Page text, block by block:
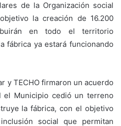
de la Organización social
la creación de 16.200
en todo el territorio
fábrica ya estará funcionando
y TECHO firmaron un acuerdo
el Municipio cedió un terreno
la fábrica, con el objetivo
social que permitan